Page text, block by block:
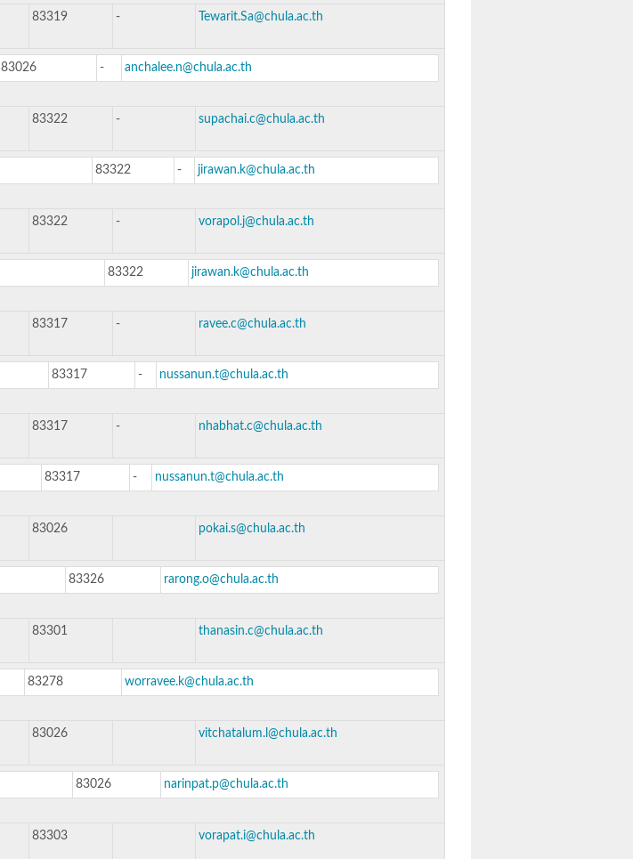
83319 - Tewarit.Sa@chula.ac.th
83026 - anchalee.n@chula.ac.th
83322 - supachai.c@chula.ac.th
83322 - jirawan.k@chula.ac.th
83322 - vorapol.j@chula.ac.th
83322 jirawan.k@chula.ac.th
83317 - ravee.c@chula.ac.th
83317 - nussanun.t@chula.ac.th
83317 - nhabhat.c@chula.ac.th
83317 - nussanun.t@chula.ac.th
83026 pokai.s@chula.ac.th
83326 rarong.o@chula.ac.th
83301 thanasin.c@chula.ac.th
83278 worravee.k@chula.ac.th
83026 vitchatalum.l@chula.ac.th
83026 narinpat.p@chula.ac.th
83303 vorapat.i@chula.ac.th